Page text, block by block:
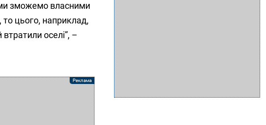
зможемо власними
цього, наприклад,
оселі”, –